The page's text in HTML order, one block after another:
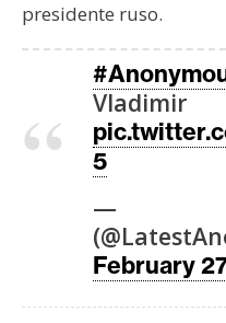
presidente ruso.
5
—
February